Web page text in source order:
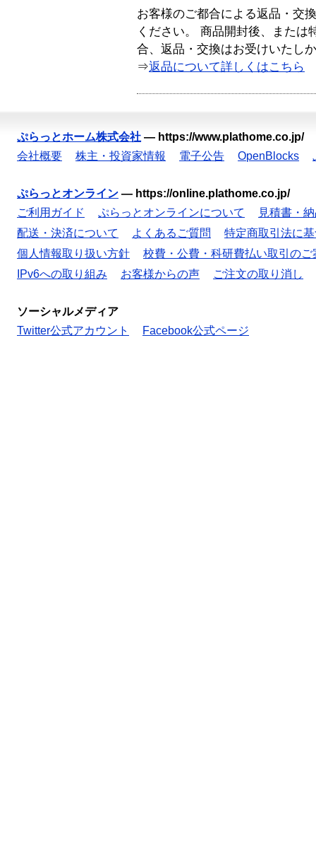
お客様のご都合による返品・交
ください。 商品開封後、または
合、返品・交換はお受けいたし
⇒返品について詳しくはこちら
ぷらっとホーム株式会社 — https://www.plathome.co.jp/
会社概要
株主・投資家情報 電子公告 OpenBlocks
ぷらっとオンライン — https://online.plathome.co.jp/
ご利用ガイド
ぷらっとオンラインについて
見積書・
配送・決済について
よくあるご質問
特定商取引法に
個人情報取り扱い方針
校費・公費・科研費払い取引のご
IPv6への取り組み
お客様からの声 ご注文の取り消し
ソーシャルメディア
Twitter公式アカウント
Facebook公式ページ